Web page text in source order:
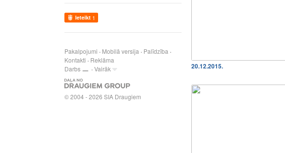
Ieteikt 1
Pakalpojumi Mobilā versija
Palīdzība
Kontakti
Reklāma
Darbs
Vairāk
© 2004 - 2026 SIA Draugiem
20.12.2015.